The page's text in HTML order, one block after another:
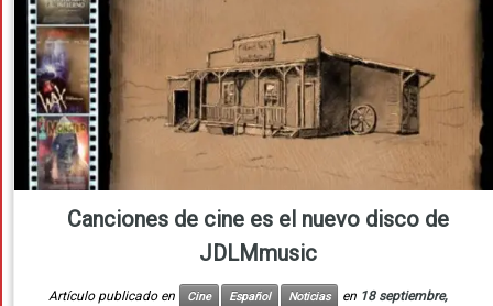
Canciones de cine es el nuevo disco de
JDLMmusic
Artículo publicado en Cine Español Noticias en 18 septiembre,